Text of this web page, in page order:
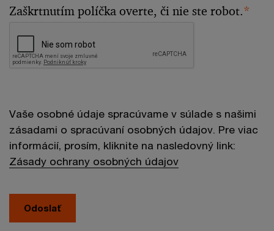
Zaškrtnutím políčka overte, či nie ste robot.*
Vaše osobné údaje spracúvame v súlade s našimi
zásadami o spracúvaní osobných údajov. Pre viac
informácií, prosím, kliknite na nasledovný link:
Zásady ochrany osobných údajov
Odoslať